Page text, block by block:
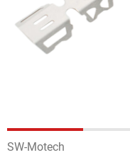
SW-Motech